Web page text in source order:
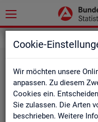
Cookie-
Wir möchten unsere
anpassen. Zu diesem
Cookies ein.
Sie zulassen. Die Arten
beschrieben. Weitere